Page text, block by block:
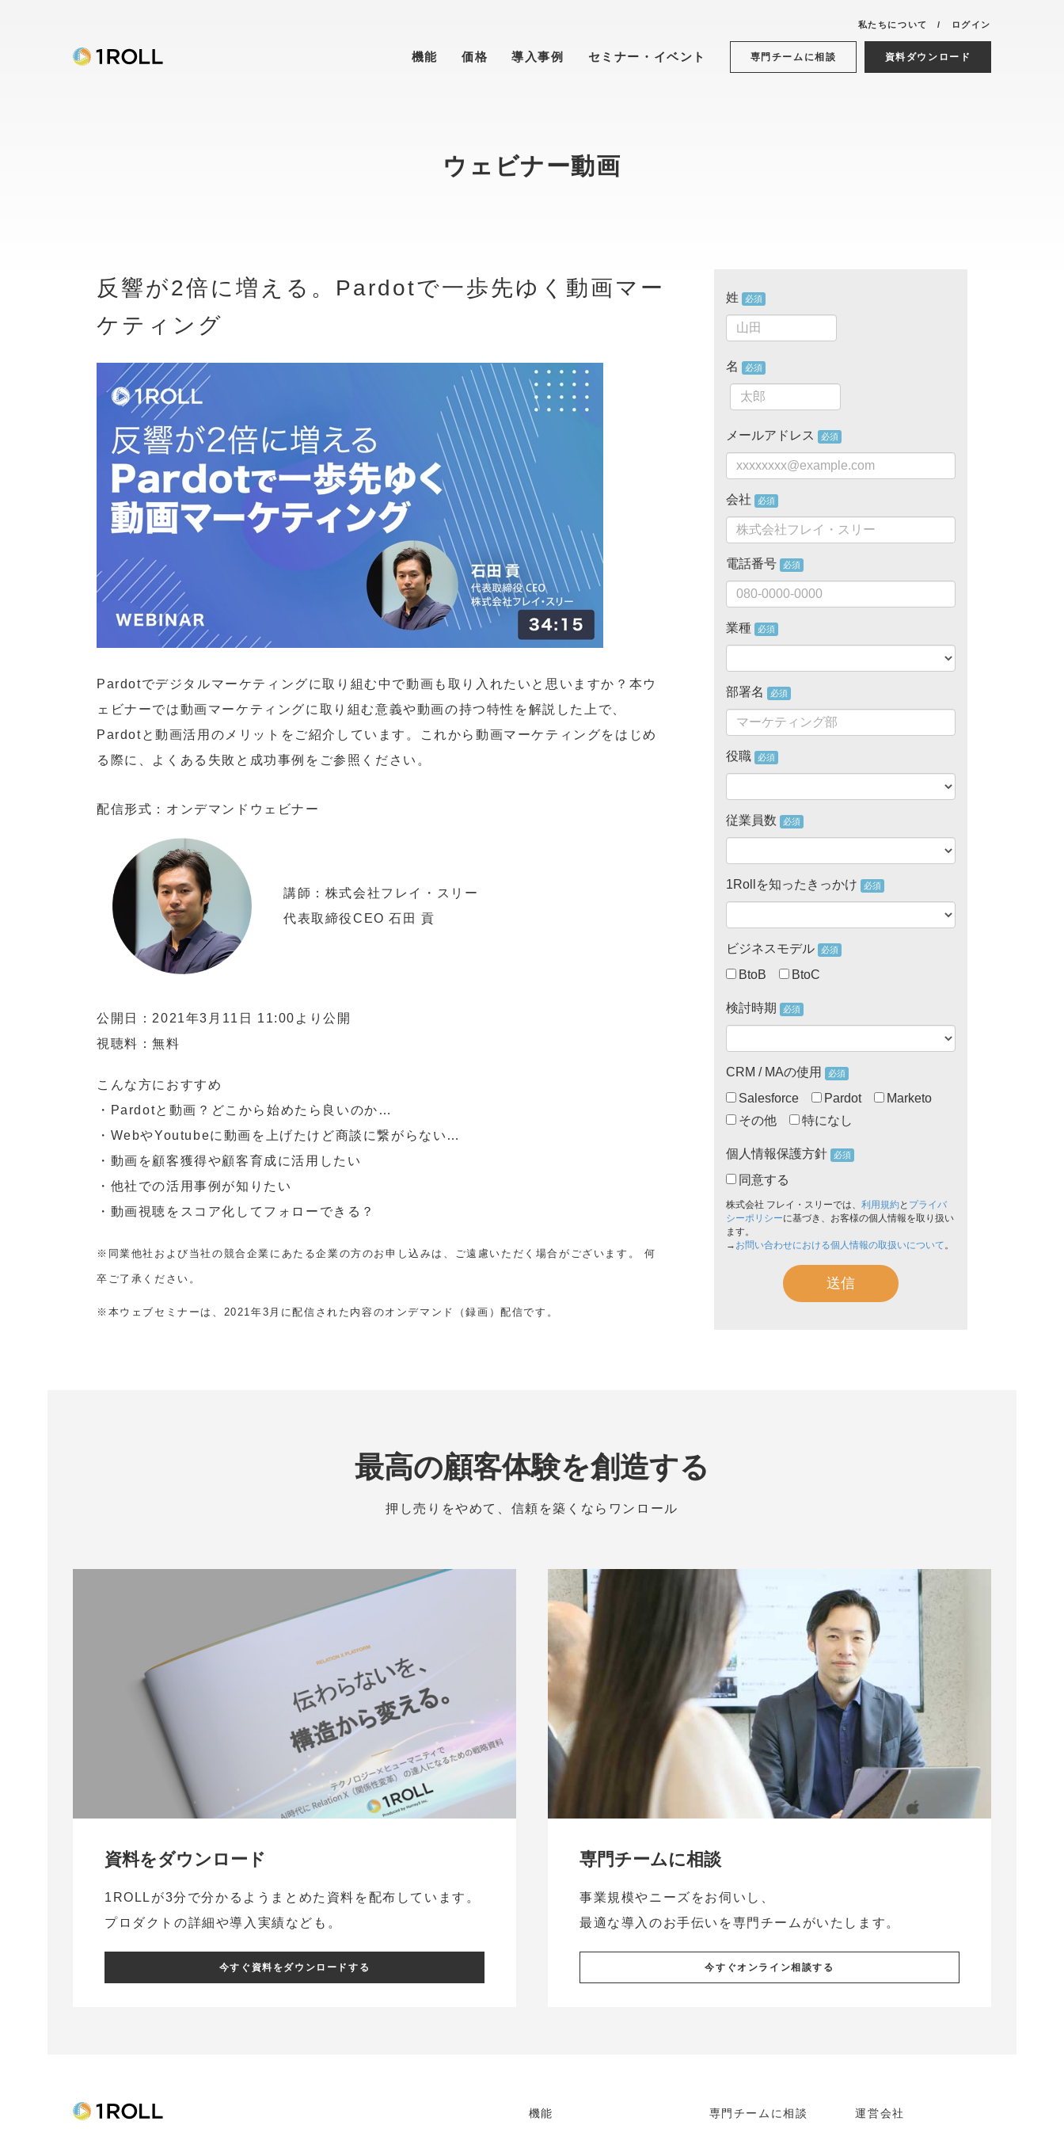
機能 価格 導入事例 セミナー・イベント 専門チームに相談 資料ダウンロード
私たちについて ログイン
ウェビナー動画
反響が2倍に増える。Pardotで一歩先ゆく動画マー
ケティング
Pardotでデジタルマーケティングに取り組む中で動画も取り入れたいと思いますか？本ウ
ェビナーでは動画マーケティングに取り組む意義や動画の持つ特性を解説した上で、
Pardotと動画活用のメリットをご紹介しています。これから動画マーケティングをはじめ
る際に、よくある失敗と成功事例をご参照ください。
配信形式：オンデマンドウェビナー
講師：株式会社フレイ・スリー
代表取締役CEO 石田 貢
公開日： 2021年3月11日
11:00より公開
視聴料：無料
こんな方におすすめ
・Pardotと動画？どこから始めたら良いのか…
・WebやYoutubeに動画を上げたけど商談に繋がらない…
・動画を顧客獲得や顧客育成に活用したい
・他社での活用事例が知りたい
・動画視聴をスコア化してフォローできる？
※同業他社および当社の競合企業にあたる企業の方のお申し込みは、ご遠慮いただく場合がございます。 何
卒ご了承ください。
※本ウェブセミナーは、2021年3月に配信された内容のオンデマンド（録画）配信です。
最高の顧客体験を創造する
押し売りをやめて、信頼を築くならワンロール
資料をダウンロード
1ROLLが3分で分かるようまとめた資料を配布しています。
プロダクトの詳細や導入実績なども。
今すぐ資料をダウンロードする
専門チームに相談
事業規模やニーズをお伺いし、
最適な導入のお手伝いを専門チームがいたします。
今すぐオンライン相談する
機能
専門チームに相談
運営会社